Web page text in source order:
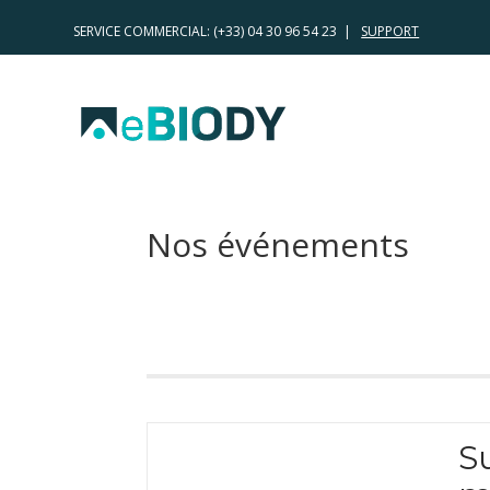
SERVICE COMMERCIAL: (+33) 04 30 96 54 23 | SUPPORT
Nos événements